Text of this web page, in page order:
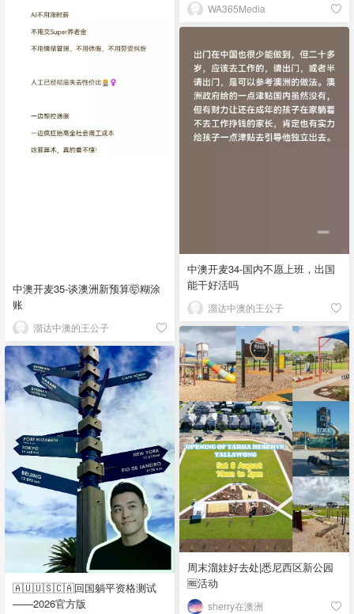
WA365Media
中澳开麦35-谈澳洲新预算🤯糊涂
账
溜达中澳的王公子
中澳开麦34-国内不愿上班，出国
能干好活吗
溜达中澳的王公子
周末溜娃好去处|悉尼西区新公园
🆓活动
sherry在澳洲
🇦🇺🇺🇸🇨🇦回国躺平资格测试
——2026官方版